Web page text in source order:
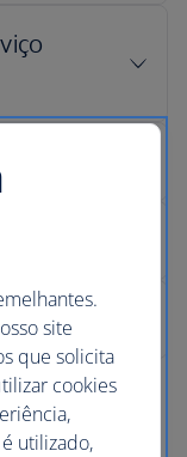
site
que solicita
cookies
utilizado,